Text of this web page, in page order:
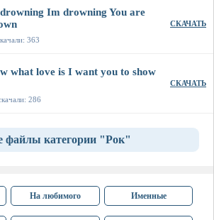
Im drowning You are
363
СКАЧАТЬ
what love is I want you to show
286
СКАЧАТЬ
файлы категории "Рок"
На любимого Именные